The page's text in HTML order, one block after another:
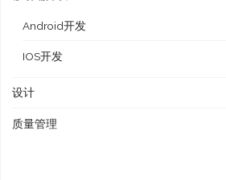
Android开发
IOS开发
设计
质量管理